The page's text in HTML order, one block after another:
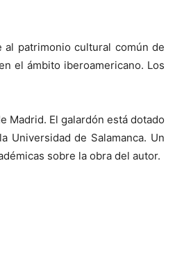
patrimonio cultural común de
el ámbito iberoamericano. Los
Madrid. El galardón está dotado
de Salamanca. Un
sobre la obra del autor.